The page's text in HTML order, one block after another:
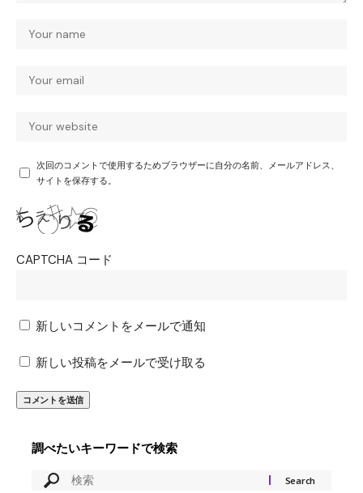
次回のコメントで使用するためブラウザーに自分の名前、メールアドレス、
サイトを保存する。
CAPTCHA コード
新しいコメントをメールで通知
新しい投稿をメールで受け取る
調べたいキーワードで検索